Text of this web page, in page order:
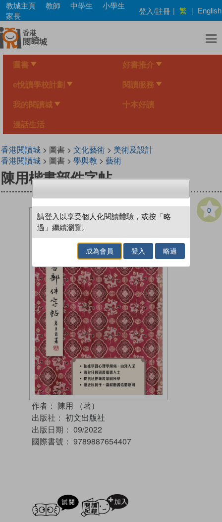
Skip
main
content
教城主頁 教師 中學生
小學生
家長
登入/註冊 | 繁 | English
圖書 好書推介
e悅讀學校計劃 閱讀服務
我的閱讀城 十本好讀
漫話生活
香港閱讀城> 圖書 > 文化藝術> 美術及設計
香港閱讀城> 圖書 > 學與教 > 藝術
陳用楷書部件字帖
0
作者： 陳用 （著）
出版社： 初文出版社
出版日期： 09/2022
國際書號： 9789887654407
試閲
請登入以享受個人化閱讀體驗，或按「略
過」繼續瀏覽。
成為會員 登入 略過